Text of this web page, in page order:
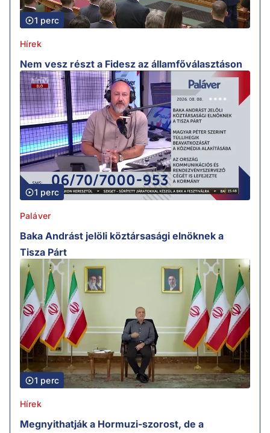
1 perc
Hírek
Nem vesz részt a Fidesz az államfőválasztáson
1 perc
Paláver
Baka Andrást jelöli köztársasági elnöknek a
Tisza Párt
1 perc
Hírek
Megnyithatják a Hormuzi-szorost, de a